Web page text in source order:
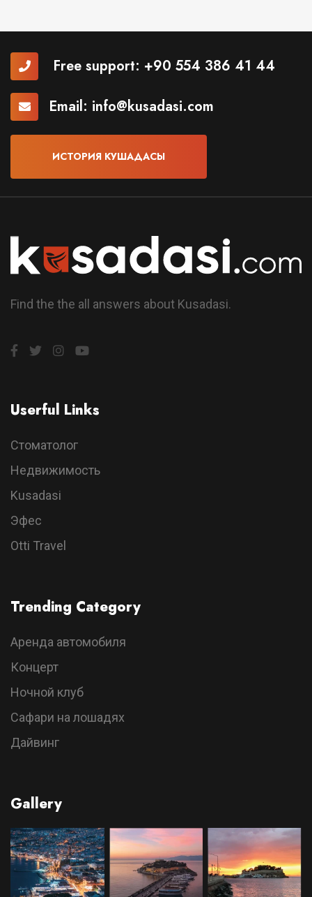
Free support: +90 554 386 41 44
Email: info@kusadasi.com
ИСТОРИЯ КУШАДАСЫ
Find the the all answers about Kusadasi.
Userful Links
Стоматолог
Недвижимость
Kusadasi
Эфес
Otti Travel
Trending Category
Аренда автомобиля
Концерт
Ночной клуб
Сафари на лошадях
Дайвинг
Gallery